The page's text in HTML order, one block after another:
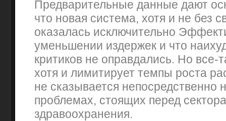
Предварительные данные дают
что новая система, хотя и не без
оказалась исключительно
уменьшении издержек и что
критиков не оправдались. Но все-
хотя и лимитирует темпы роста
не сказывается непосредственно
проблемах, стоящих перед
здравоохранения.